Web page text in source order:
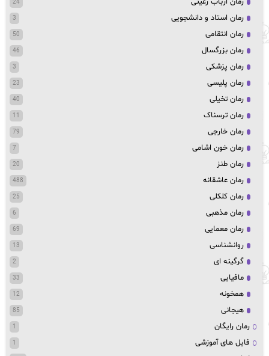
24
رمان استاد و دانشجویی 3
رمان انتقامی 50
رمان بزرگسال 46
رمان پزشکی 3
رمان پلیسی 23
رمان تخیلی 40
رمان ترسناک 11
رمان خارجی 79
رمان خون اشامی 7
رمان طنز 20
رمان عاشقانه 488
رمان کلکلی 25
رمان مذهبی 6
رمان معمایی 69
روانشناسی 13
گرگینه ای 2
مافیایی 33
همخونه 12
هیجانی 85
رمان رایگان 1
فایل های آموزشی 1